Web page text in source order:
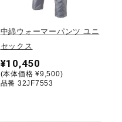
中綿ウォーマーパンツ ユニ
セックス
¥10,450
(本体価格 ¥9,500)
品番 32JF7553